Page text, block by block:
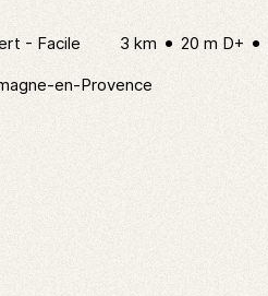
- Facile 3 km 20 m D+
en-Provence